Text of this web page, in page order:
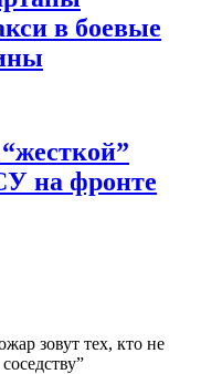
в боевые
на фронте
зовут тех, кто не